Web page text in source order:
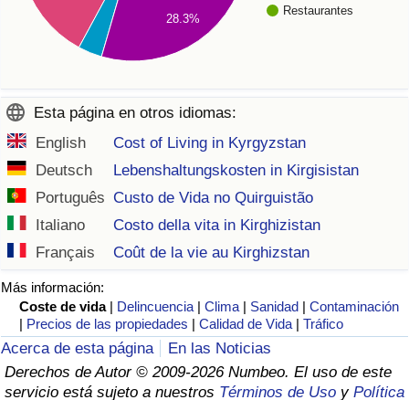
Restaurantes
28.3%
Esta página en otros idiomas:
English
Cost of Living in Kyrgyzstan
Deutsch
Lebenshaltungskosten in Kirgisistan
Português Custo de Vida no Quirguistão
Italiano
Costo della vita in Kirghizistan
Français
Coût de la vie au Kirghizstan
Más información:
Coste de vida | Delincuencia |Clima | Sanidad |Contaminación
| Precios de las propiedades |Calidad de Vida |Tráfico
Acerca de esta página
En las Noticias
Derechos de Autor © 2009-2026 Numbeo. El uso de este
servicio está sujeto a nuestros Términos de Uso y Política